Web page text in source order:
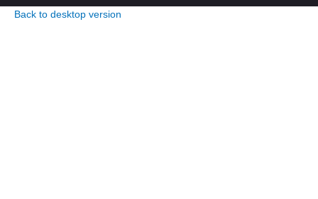
Back to desktop version